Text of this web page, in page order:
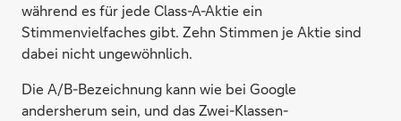
während es für jede Class-A-Aktie ein
Stimmenvielfaches gibt. Zehn Stimmen je Aktie sind
dabei nicht ungewöhnlich.
Die A/B-Bezeichnung kann wie bei Google
andersherum sein, und das Zwei-Klassen-